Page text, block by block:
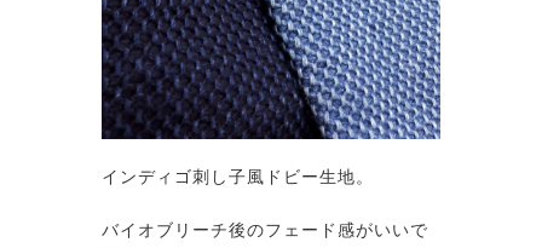
インディゴ刺し子風ドビー生地。
バイオブリーチ後のフェード感がいいで